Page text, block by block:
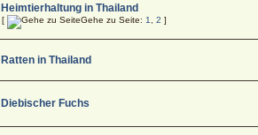
Heimtierhaltung in Thailand
[ Gehe zu Seite: 1 ,2 ]
Ratten in Thailand
Diebischer Fuchs